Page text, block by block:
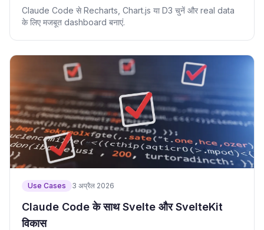
Claude Code से Recharts, Chart.js या D3 चुनें और real data
के लिए मजबूत dashboard बनाएं.
Use Cases 3 अप्रैल 2026
Claude Code के साथ Svelte और SvelteKit
विकास